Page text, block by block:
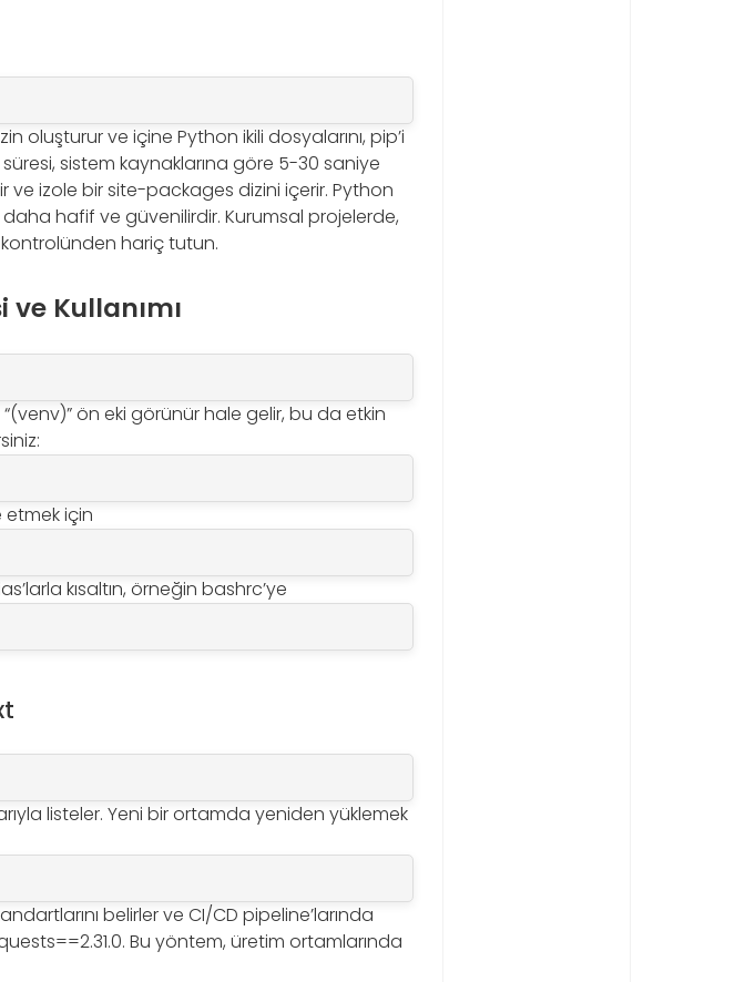
oluşturur ve içine Python ikili dosyalarını, pip’i
sistem kaynaklarına göre 5-30 saniye
ve izole bir site-packages dizini içerir. Python
hafif ve güvenilirdir. Kurumsal projelerde,
hariç tutun.
Kullanımı
ön eki görünür hale gelir, bu da etkin
etmek için
kısaltın, örneğin bashrc’ye
listeler. Yeni bir ortamda yeniden yüklemek
belirler ve CI/CD pipeline’larında
Bu yöntem, üretim ortamlarında